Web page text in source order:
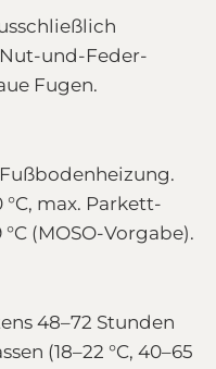
und-Feder-
Fugen.
max. Parkett-
(MOSO-Vorgabe).
48–72 Stunden
(18–22 °C, 40–65